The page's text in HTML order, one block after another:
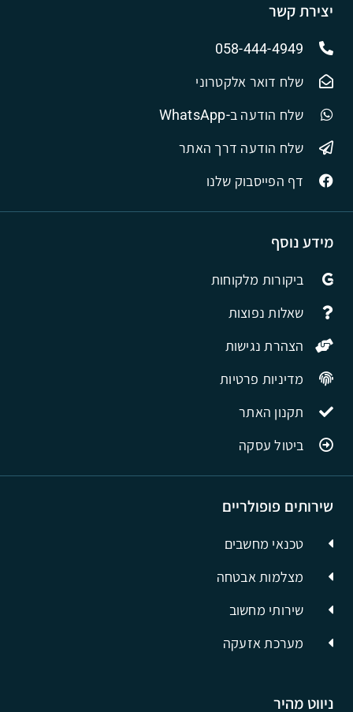
ניווט מהיר
שירותים פופולריים
טכנאי מחשבים
מצלמות אבטחה
שירותי מחשוב
מערכת אזעקה
מידע נוסף
ביקורות מלקוחות
שאלות נפוצות
הצהרת נגישות
מדיניות פרטיות
תקנון האתר
ביטול עסקה
יצירת קשר
058-444-4949
שלח דואר אלקטרוני
שלח הודעה ב-WhatsApp
שלח הודעה דרך האתר
דף הפייסבוק שלנו